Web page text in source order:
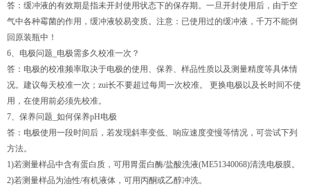
答：缓冲液的有效期是指未开封使用状态下的保存期。一旦开封使用后，由于空
气中各种霉菌的作用，缓冲液较易变质。注意：已使用过的缓冲液，千万不能倒
回原装瓶中！
6、电极问题_电极需多久校准一次？
答：电极的校准频率取决于电极的使用、保养、样品性质以及测量精度等具体情
况。建议每天校准一次；zui长不要超过每周一次校准。 更换电极以及长时间不使
用，在使用前必须先校准。
7、保养问题_如何保养pH电极
答：电极使用一段时间后，若发现斜率变低、响应速度变慢等情况，可尝试下列
方法。
1)若测量样品中含有蛋白质，可用胃蛋白酶/盐酸洗液(ME51340068)清洗电极膜。
2)若测量样品为油性/有机液体，可用丙酮或乙醇冲洗。